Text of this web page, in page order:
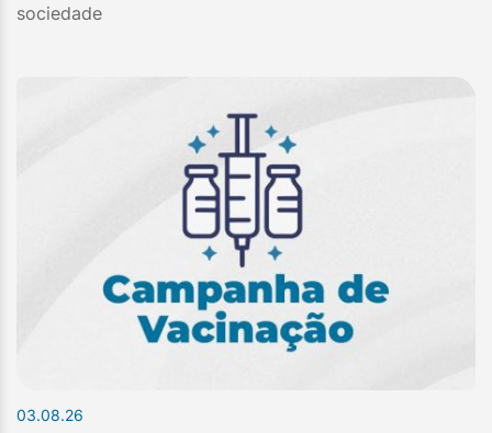
sociedade
03.08.26